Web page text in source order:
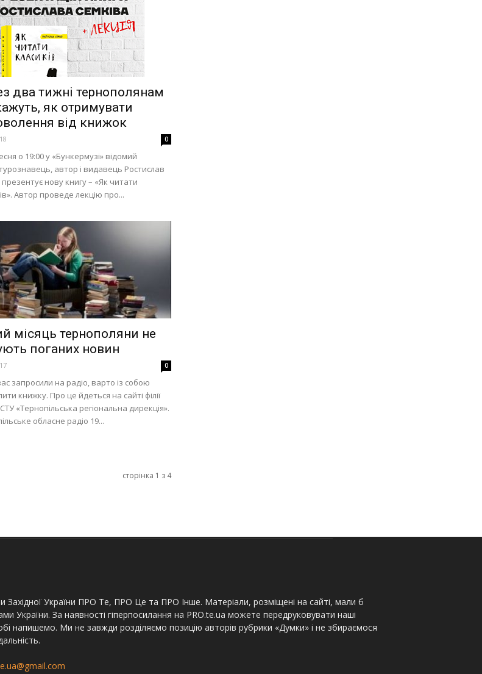
два тижні тернополянам
як отримувати
від книжок
0
о 19:00 у «Бункермузі» відомий
автор і видавець Ростислав
презентує нову книгу – «Як читати
Автор проведе лекцію про...
місяць тернополяни не
поганих новин
0
запросили на радіо, варто із собою
книжку. Про це йдеться на сайті філії
«Тернопільська регіональна дирекція».
обласне радіо 19...
сторінка 1 з 4
Західної України ПРО Те, ПРО Це та ПРО Інше. Матеріали, розміщені на сайті, мали б
України. За наявності гіперпосилання на PRO.te.ua можете передруковувати наші
напишемо. Ми не завжди розділяємо позицію авторів рубрики «Думки» і не збираємося